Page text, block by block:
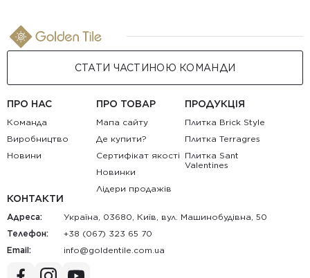
СТАТИ ЧАСТИНОЮ КОМАНДИ
ПРО НАС
Команда
Виробництво
Новини
ПРО ТОВАР
Мапа сайту
Де купити?
Сертифікат якості
Новинки
Лідери продажів
ПРОДУКЦІЯ
Плитка Brick Style
Плитка Terragres
Плитка Sant
Valentines
КОНТАКТИ
Адреса:
Україна, 03680, Київ, вул. Машинобудівна, 50
Телефон:
+38 (067) 323 65 70
Email:
au.moc.elitnedlog@ofni